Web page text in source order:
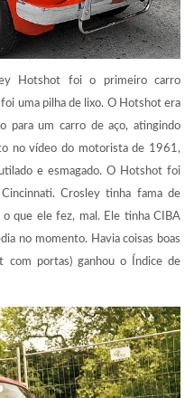
Hotshot foi o primeiro carro
uma pilha de lixo. O Hotshot era
para um carro de aço, atingindo
no vídeo do motorista de 1961,
e esmagado. O Hotshot foi
Crosley tinha fama de
que ele fez, mal. Ele tinha CIBA
no momento. Havia coisas boas
portas) ganhou o Índice de